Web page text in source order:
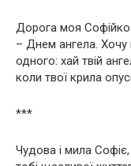
Дорога моя
– Днем ангела. Хочу
одного: хай твій
коли твої крила
***
Чудова і мила